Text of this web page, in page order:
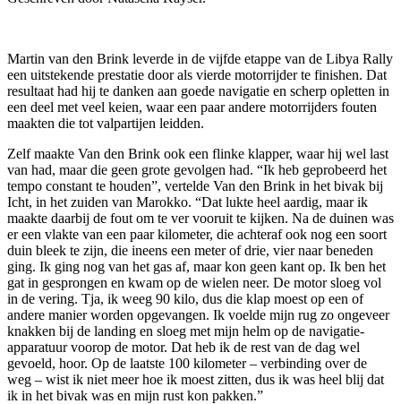
Martin van den Brink leverde in de vijfde etappe van de Libya Rally
een uitstekende prestatie door als vierde motorrijder te finishen. Dat
resultaat had hij te danken aan goede navigatie en scherp opletten in
een deel met veel keien, waar een paar andere motorrijders fouten
maakten die tot valpartijen leidden.
Zelf maakte Van den Brink ook een flinke klapper, waar hij wel last
van had, maar die geen grote gevolgen had. “Ik heb geprobeerd het
tempo constant te houden”, vertelde Van den Brink in het bivak bij
Icht, in het zuiden van Marokko. “Dat lukte heel aardig, maar ik
maakte daarbij de fout om te ver vooruit te kijken. Na de duinen was
er een vlakte van een paar kilometer, die achteraf ook nog een soort
duin bleek te zijn, die ineens een meter of drie, vier naar beneden
ging. Ik ging nog van het gas af, maar kon geen kant op. Ik ben het
gat in gesprongen en kwam op de wielen neer. De motor sloeg vol
in de vering. Tja, ik weeg 90 kilo, dus die klap moest op een of
andere manier worden opgevangen. Ik voelde mijn rug zo ongeveer
knakken bij de landing en sloeg met mijn helm op de navigatie-
apparatuur voorop de motor. Dat heb ik de rest van de dag wel
gevoeld, hoor. Op de laatste 100 kilometer – verbinding over de
weg – wist ik niet meer hoe ik moest zitten, dus ik was heel blij dat
ik in het bivak was en mijn rust kon pakken.”